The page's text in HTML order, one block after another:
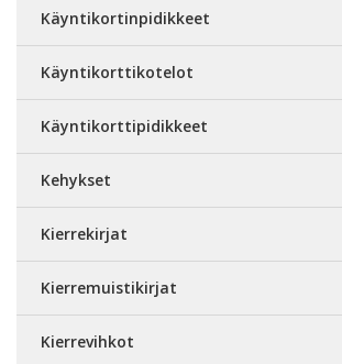
Käyntikortinpidikkeet
Käyntikorttikotelot
Käyntikorttipidikkeet
Kehykset
Kierrekirjat
Kierremuistikirjat
Kierrevihkot